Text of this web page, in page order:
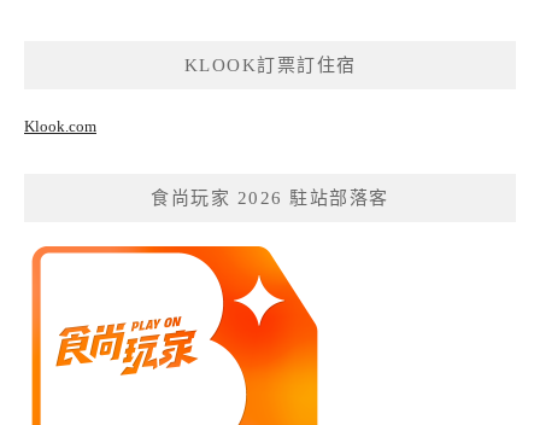
KLOOK訂票訂住宿
Klook.com
食尚玩家 2026 駐站部落客